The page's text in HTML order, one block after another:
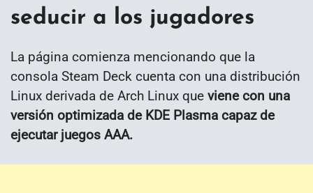
seducir a los jugadores
La página comienza mencionando que la
consola Steam Deck cuenta con una distribución
Linux derivada de Arch Linux que viene con una
versión optimizada de KDE Plasma capaz de
ejecutar juegos AAA.